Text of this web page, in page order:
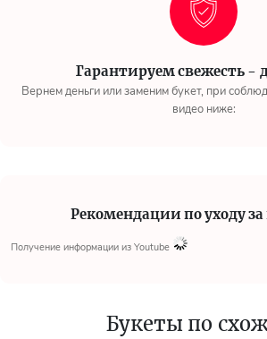
Гарантируем свежесть -
Вернем деньги или заменим букет, при
видео ниже:
Рекомендации по уходу
Получение информации из Youtube
Букеты по